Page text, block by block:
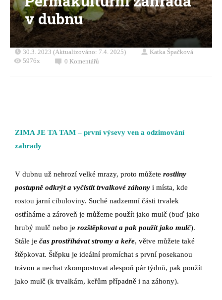
v dubnu
30.3. 2023 (Aktualizováno: 7.4. 2025)
Katka Špačková
5976x
0 Komentářů
ZIMA JE TA TAM – první výsevy ven a odzimování
zahrady
V dubnu už nehrozí velké mrazy, proto můžete rostliny
postupně odkrýt a vyčistit trvalkové záhony i místa, kde
rostou jarní cibuloviny. Suché nadzemní části trvalek
ostříháme a zároveň je můžeme použít jako mulč (buď jako
hrubý mulč nebo je rozštěpkovat a pak použít jako mulč).
Stále je čas prostříhávat stromy a keře, větve můžete také
štěpkovat. Štěpku je ideální promíchat s první posekanou
trávou a nechat zkompostovat alespoň pár týdnů, pak použít
jako mulč (k trvalkám, keřům případně i na záhony).